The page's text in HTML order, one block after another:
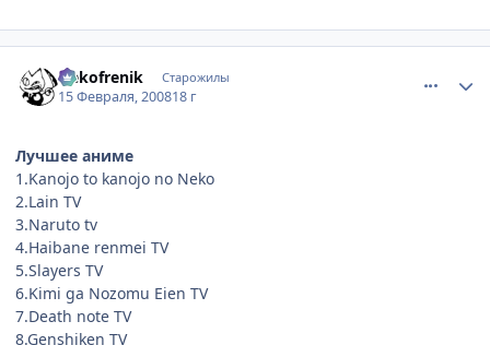
Nekofrenik Старожилы
15 Февраля, 200818 г
Лучшее аниме
1.Kanojo to kanojo no Neko
2.Lain TV
3.Naruto tv
4.Haibane renmei TV
5.Slayers TV
6.Kimi ga Nozomu Eien TV
7.Death note TV
8.Genshiken TV